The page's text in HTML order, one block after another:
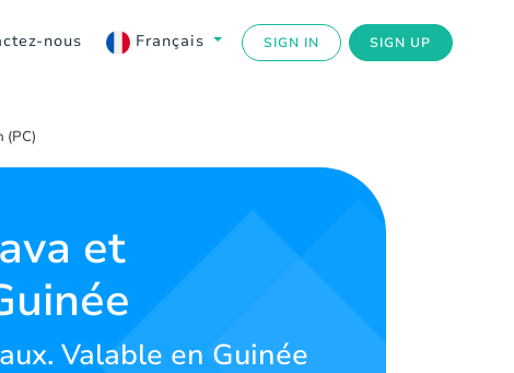
nous Français SIGN IN SIGN UP
(PC)
et
Valable en Guinée